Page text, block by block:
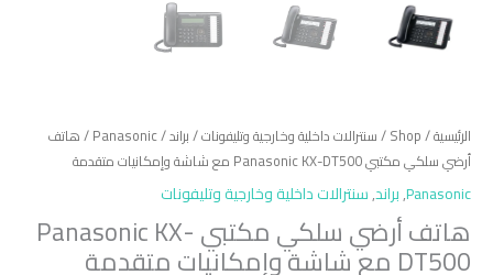
الرئيسية/
Shop
/سنترالات داخلية وخارجية وتليفونات/براند/
Panasonic/ هاتف
أرضي سلكي مكتبي Panasonic KX-DT500 مع شاشة وإمكانيات متقدمة
Panasonic
,براند,سنترالات داخلية وخارجية وتليفونات
هاتف أرضي سلكي مكتبي Panasonic KX-
DT500 مع شاشة وإمكانيات متقدمة